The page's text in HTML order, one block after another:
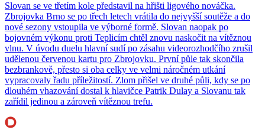
Slovan se ve třetím kole představil na hřišti ligového nováčka.
Zbrojovka Brno se po třech letech vrátila do nejvyšší soutěže a do
nové sezony vstoupila ve výborné formě. Slovan naopak po
bojovném výkonu proti Teplicím chtěl znovu naskočit na vítěznou
vlnu. V úvodu duelu hlavní sudí po zásahu videorozhodčího zrušil
udělenou červenou kartu pro Zbrojovku. První půle tak skončila
bezbrankově, přesto si oba celky ve velmi náročném utkání
vypracovaly řadu příležitostí. Zlom přišel ve druhé půli, kdy se po
dlouhém vhazování dostal k hlavičce Patrik Dulay a Slovanu tak
zařídil jedinou a zároveň vítěznou trefu.